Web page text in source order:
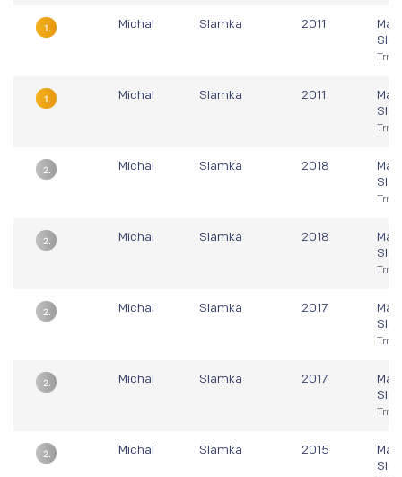
1. Michal Slamka 2011
1. Michal Slamka 2011
2. Michal Slamka 2018
2. Michal Slamka 2018
2. Michal Slamka 2017
2. Michal Slamka 2017
2. Michal Slamka 2015